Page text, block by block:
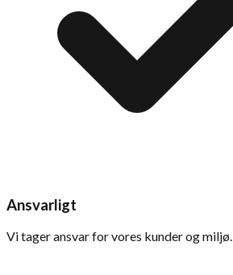
Ansvarligt
Vi tager ansvar for vores kunder og miljø.